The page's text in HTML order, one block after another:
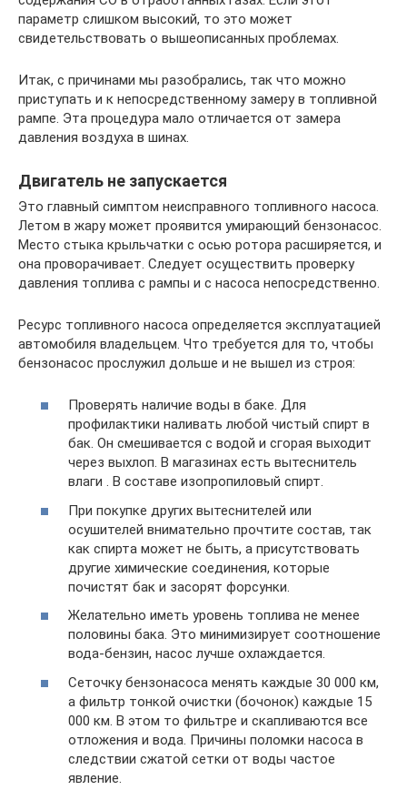
параметр слишком высокий, то это может
свидетельствовать о вышеописанных проблемах.
Итак, с причинами мы разобрались, так что можно
приступать и к непосредственному замеру в топливной
рампе. Эта процедура мало отличается от замера
давления воздуха в шинах.
Двигатель не запускается
Это главный симптом неисправного топливного насоса.
Летом в жару может проявится умирающий бензонасос.
Место стыка крыльчатки с осью ротора расширяется, и
она проворачивает. Следует осуществить проверку
давления топлива с рампы и с насоса непосредственно.
Ресурс топливного насоса определяется эксплуатацией
автомобиля владельцем. Что требуется для то, чтобы
бензонасос прослужил дольше и не вышел из строя:
Проверять наличие воды в баке. Для
профилактики наливать любой чистый спирт в
бак. Он смешивается с водой и сгорая выходит
через выхлоп. В магазинах есть вытеснитель
влаги . В составе изопропиловый спирт.
При покупке других вытеснителей или
осушителей внимательно прочтите состав, так
как спирта может не быть, а присутствовать
другие химические соединения, которые
почистят бак и засорят форсунки.
Желательно иметь уровень топлива не менее
половины бака. Это минимизирует соотношение
вода-бензин, насос лучше охлаждается.
Сеточку бензонасоса менять каждые 30 000 км,
а фильтр тонкой очистки (бочонок) каждые 15
000 км. В этом то фильтре и скапливаются все
отложения и вода. Причины поломки насоса в
следствии сжатой сетки от воды частое
явление.